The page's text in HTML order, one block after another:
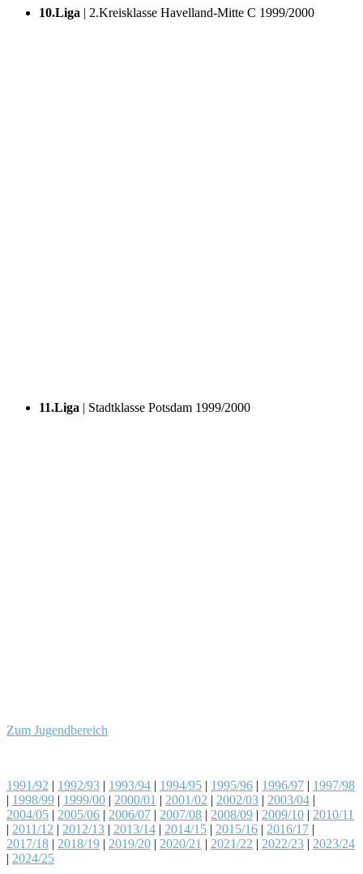
10.Liga | 2.Kreisklasse Havelland-Mitte C 1999/2000
11.Liga | Stadtklasse Potsdam 1999/2000
Zum Jugendbereich
1991/92 | 1992/93 | 1993/94 | 1994/95 | 1995/96 | 1996/97 | 1997/98
| 1998/99 | 1999/00 | 2000/01 | 2001/02 | 2002/03 | 2003/04 |
2004/05 | 2005/06 | 2006/07 | 2007/08 | 2008/09 | 2009/10 | 2010/11
| 2011/12 | 2012/13 | 2013/14 | 2014/15 | 2015/16 | 2016/17 |
2017/18 | 2018/19 | 2019/20 | 2020/21 | 2021/22 | 2022/23 | 2023/24
| 2024/25